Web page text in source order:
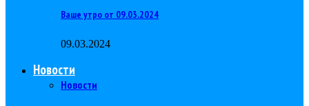
Ваше утро от 09.03.2024
09.03.2024
Новости
Новости